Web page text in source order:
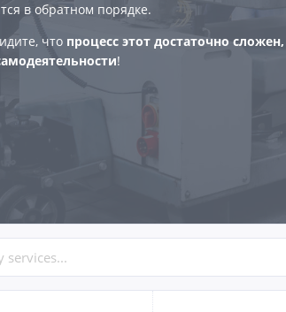
в обратном порядке.
что процесс этот достаточно
!